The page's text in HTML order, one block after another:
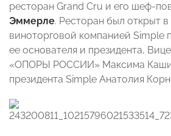
ресторан Grand Cru и его шеф-
Эммерле. Ресторан был открыт
виноторговой компанией Simple
ее основателя и президента,
«ОПОРЫ РОССИИ» Максима
президента Simple Анатолия